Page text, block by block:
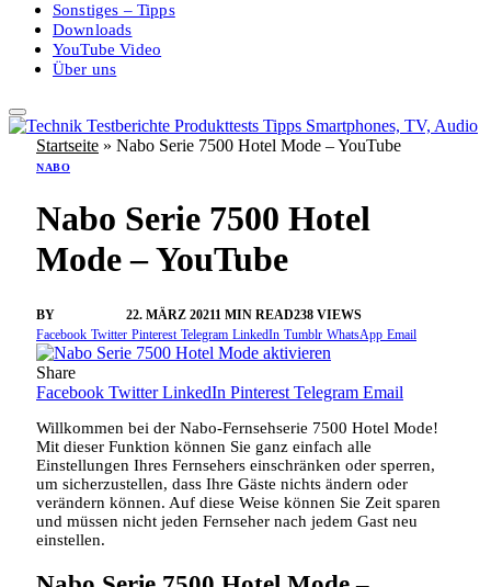
Sonstiges – Tipps
Downloads
YouTube Video
Über uns
Startseite » Nabo Serie 7500 Hotel Mode – YouTube
NABO
Nabo Serie 7500 Hotel
Mode – YouTube
BY 22. MÄRZ 20211 MIN READ238 VIEWS
Facebook Twitter Pinterest Telegram LinkedIn Tumblr WhatsApp Email
Share
Facebook Twitter LinkedIn Pinterest Telegram Email
Willkommen bei der Nabo-Fernsehserie 7500 Hotel Mode!
Mit dieser Funktion können Sie ganz einfach alle
Einstellungen Ihres Fernsehers einschränken oder sperren,
um sicherzustellen, dass Ihre Gäste nichts ändern oder
verändern können. Auf diese Weise können Sie Zeit sparen
und müssen nicht jeden Fernseher nach jedem Gast neu
einstellen.